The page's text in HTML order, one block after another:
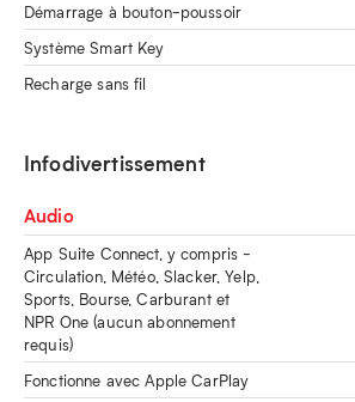
Démarrage à bouton-poussoir
Système Smart Key
Recharge sans fil
Infodivertissement
Audio
App Suite Connect, y compris -
Circulation, Météo, Slacker, Yelp,
Sports, Bourse, Carburant et
NPR One (aucun abonnement
requis)
Fonctionne avec Apple CarPlay